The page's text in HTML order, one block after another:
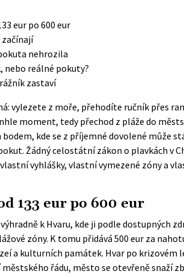
eur po 600 eur
začínají
nehrozila
nebo reálné pokuty?
zastaví
vylezete z moře, přehodíte ručník přes
moment, tedy přechod z pláže do
kde se z příjemné dovolené může
Žádný celostátní zákon o plavkách v
vyhlášky, vlastní vymezené zóny a
133 eur po 600 eur
výhradně k Hvaru, kde ji podle dostupných
zóny. K tomu přidává 500 eur za
a kulturních památek. Hvar po krizovém
řádu, město se otevřeně snaží